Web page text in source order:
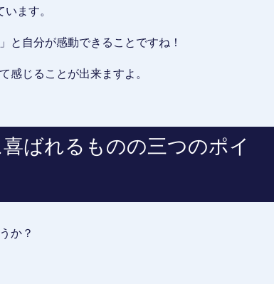
ます。
と自分が感動できることですね！
感じることが出来ますよ。
ばれるものの三つのポイ
か？